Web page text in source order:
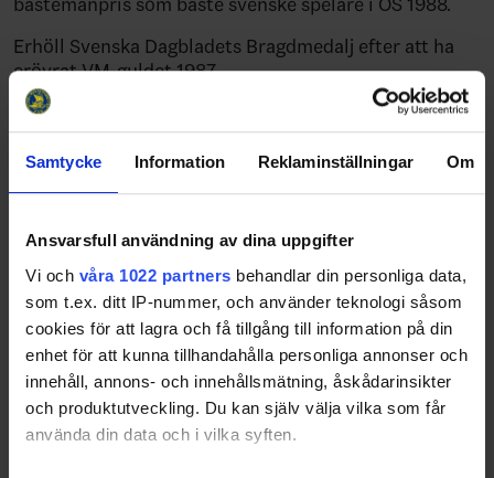
Samtycke Information Reklaminställningar Om
Ansvarsfull användning av dina uppgifter
Vi och våra 1022 partners behandlar din personliga data,
som t.ex. ditt IP-nummer, och använder teknologi såsom
cookies för att lagra och få tillgång till information på din
enhet för att kunna tillhandahålla personliga annonser och
innehåll, annons- och innehållsmätning, åskådarinsikter
och produktutveckling. Du kan själv välja vilka som får
använda din data och i vilka syften.
Erhöll Svenska Dagbladets Bragdmedalj efter att ha
erövrat VM-guldet 1987.
Erhöll utmärkelsen Guldpucken som säsongens lirare i
svensk ishockey säsongen 1984/1985.
Nationella rekord:
SK som gjort flest mål, 105 mål, flest assist, 162 assist,
och flest poäng, 267 poäng.
I Elitseriens SM-slutspel är han den back i Södertälje
SK som gjort flest matcher, 27 matcher, flest mål, 14
mål, flest assist, 12 assist, och flest poäng, 26 poäng.
Elitserien startade säsongen 1975/1976.
Spelarkarriär:Han spelade i Tre Kronor under tio